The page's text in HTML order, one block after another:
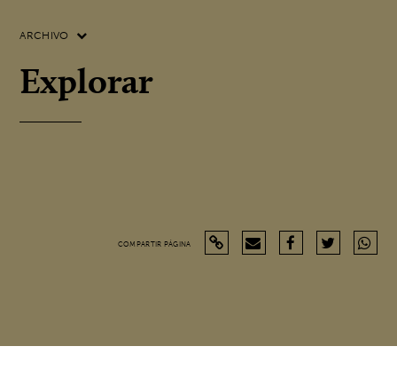
ARCHIVO
Explorar
COMPARTIR PÁGINA